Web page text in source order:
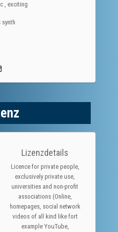
, exciting
synth
Lizenzdetails
Licence for private people,
exclusively private use,
universities and non-profit
associations (Online,
homepages, social network
videos of all kind like fort
example YouTube,